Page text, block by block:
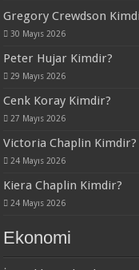
Gregory Crewdson
30 Mayıs 2026
Peter Hujar Kimdir?
29 Mayıs 2026
Cenk Koray Kimdir?
27 Mayıs 2026
Victoria Chaplin Kimdir?
24 Mayıs 2026
Kiera Chaplin Kimdir?
24 Mayıs 2026
Ekonomi